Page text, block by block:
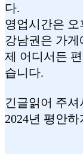
다.
영업시간은 오
강남권은 가
제 어디서든
습니다.
긴글읽어 주
2024년 평안